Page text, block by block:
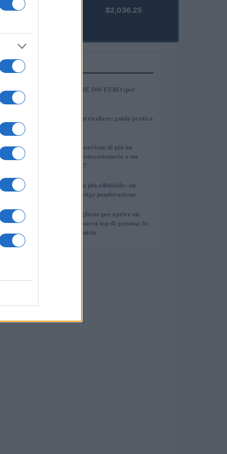
PRIME)
$2,036.25
PIÙ LETTI
1
COME INVESTIRE 500 EURO (per
2
Tirocinio extra-curriculare: guida pratica
3
Per le auto usate conviene di più un
finanziamento in concessionaria o un
prestito personale?
4
La macchina usata più affidabile: un
investimento che esige ponderazione
5
Quanti soldi ci vogliono per aprire un
autosalone multimarca top di gamma: lo
spiega il professionista